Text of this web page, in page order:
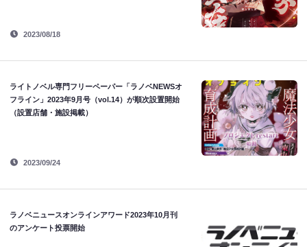
2023/08/18
ライトノベル専門フリーペーパー「ラノベNEWSオ
フライン」2023年9月号（vol.14）が順次設置開始
（設置店舗・施設掲載）
2023/09/24
ラノベニュースオンラインアワード2023年10月刊
のアンケート投票開始